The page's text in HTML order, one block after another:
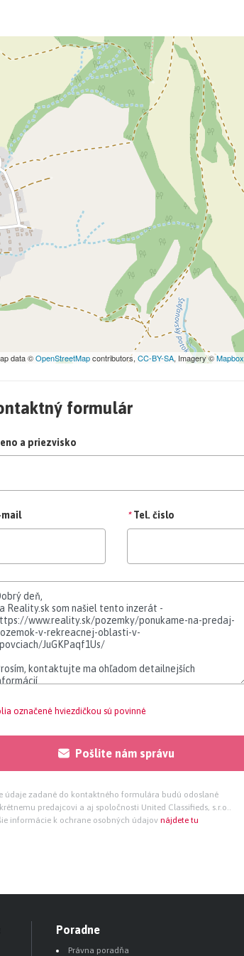
data ©OpenStreetMapcontributors, CC-BY-SA, Imagery ©Mapbox
formulár
a priezvisko
mail * Tel. čislo
označené hviezdičkou sú povinné
Pošlite nám správu
údaje zadané do kontaktného formulára budú odoslané
predajcovi a aj spoločnosti United Classifieds, s.r.o..
informácie k ochrane osobných údajov nájdete tu
Poradne
Právna poradňa